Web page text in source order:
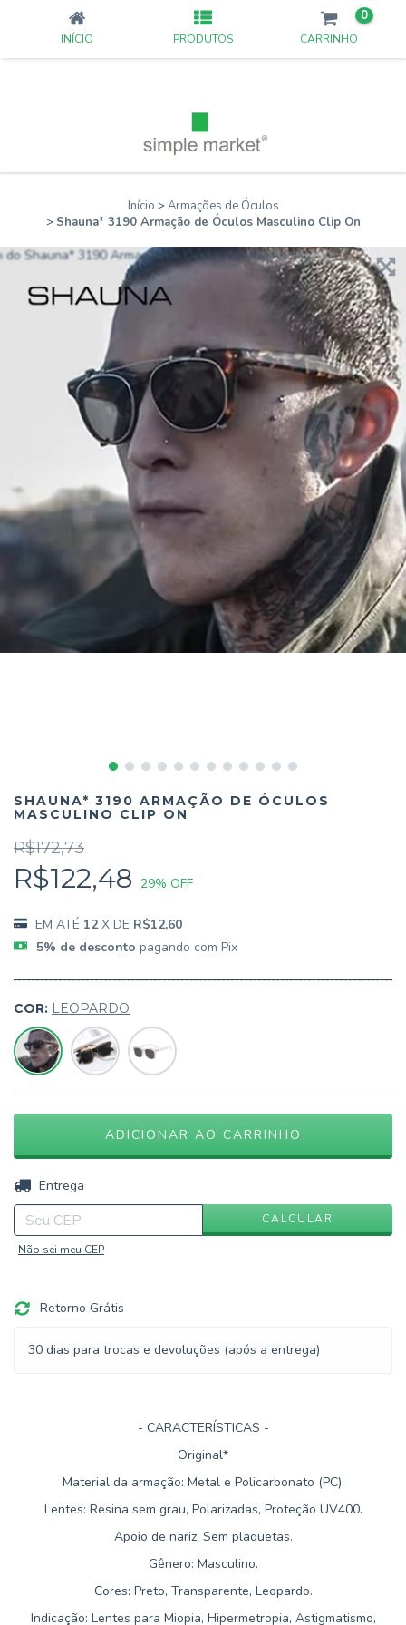
INÍCIO PRODUTOS CARRINHO
0
Início > Armações de Óculos
> Shauna* 3190 Armação de Óculos Masculino Clip On
SHAUNA* 3190 ARMAÇÃO DE ÓCULOS
MASCULINO CLIP ON
R$172,73
R$122,48 29% OFF
12 X DE R$12,60
5% de desconto pagando com Pix
COR: LEOPARDO
Entregas para o CEP:
CALCULAR
Não sei meu CEP
Retorno Grátis
30 dias para trocas e devoluções (após a entrega)
- CARACTERÍSTICAS -
Original*
Material da armação: Metal e Policarbonato (PC).
Lentes: Resina sem grau, Polarizadas, Proteção UV400.
Apoio de nariz: Sem plaquetas.
Gênero: Masculino.
Cores: Preto, Transparente, Leopardo.
Indicação: Lentes para Miopia, Hipermetropia, Astigmatismo,